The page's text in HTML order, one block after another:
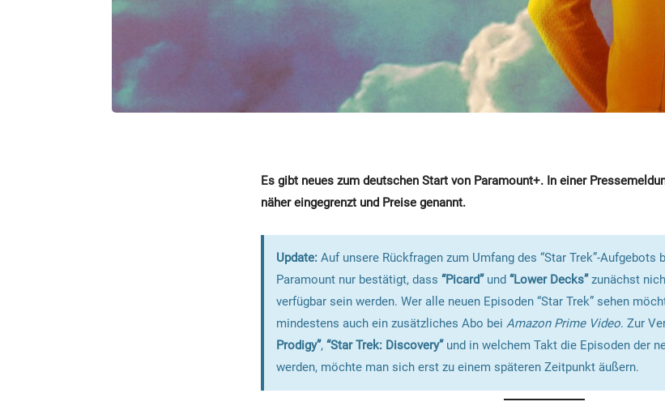
Es gibt neues zum deutschen Start von Paramount+. In einer
näher eingegrenzt und Preise genannt.
Update: Auf unsere Rückfragen zum Umfang des “Star Trek”-Aufgebots
Paramount nur bestätigt, dass “Picard”und “Lower Decks”zunächst
verfügbar sein werden. Wer alle neuen Episoden “Star Trek” sehen
mindestens auch ein zusätzliches Abo bei Amazon Prime Video. Zur
Prodigy”, “Star Trek: Discovery”und in welchem Takt die Episoden der
werden, möchte man sich erst zu einem späteren Zeitpunkt äußern.